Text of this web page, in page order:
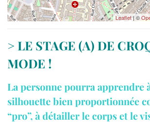
Leaflet| ©
> LE STAGE (A) DE
MODE !
La personne pourra apprendre
silhouette bien proportionnée
“pro”, à détailler le corps et le